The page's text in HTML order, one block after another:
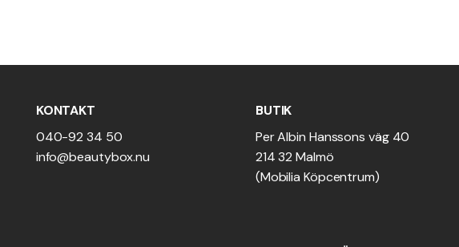
KONTAKT
040-92 34 50
info@beautybox.nu
BUTIK
Per Albin Hanssons väg 40
214 32 Malmö
(Mobilia Köpcentrum)